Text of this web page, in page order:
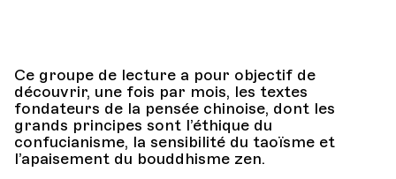
Ce groupe de lecture a pour objectif de
découvrir, une fois par mois, les textes
fondateurs de la pensée chinoise, dont les
grands principes sont l’éthique du
confucianisme, la sensibilité du taoïsme et
l’apaisement du bouddhisme zen.